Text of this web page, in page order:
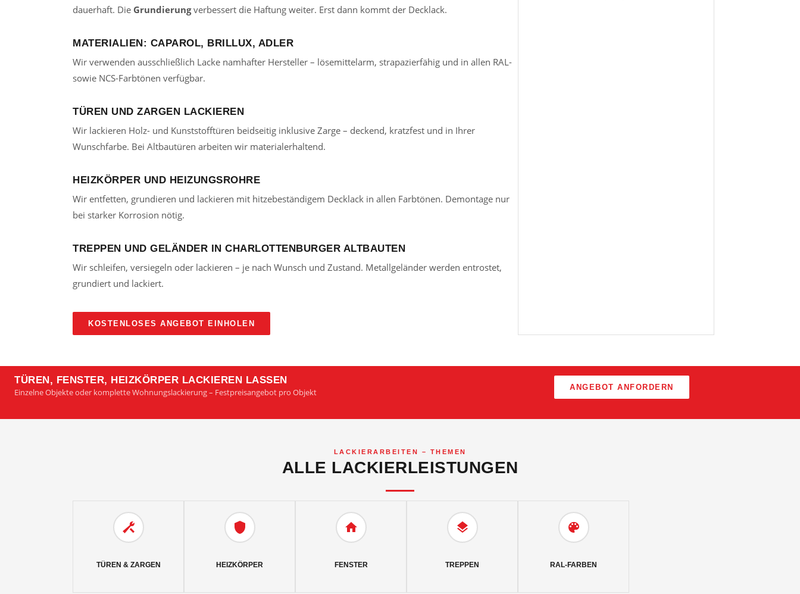
dauerhaft. Die Grundierungverbessert die Haftung weiter. Erst dann kommt der Decklack.
MATERIALIEN: CAPAROL, BRILLUX, ADLER
Wir verwenden ausschließlich Lacke namhafter Hersteller – lösemittelarm, strapazierfähig und in allen RAL-
sowie NCS-Farbtönen verfügbar.
TÜREN UND ZARGEN LACKIEREN
Wir lackieren Holz- und Kunststofftüren beidseitig inklusive Zarge – deckend, kratzfest und in Ihrer
Wunschfarbe. Bei Altbautüren arbeiten wir materialerhaltend.
HEIZKÖRPER UND HEIZUNGSROHRE
Wir entfetten, grundieren und lackieren mit hitzebeständigem Decklack in allen Farbtönen. Demontage nur
bei starker Korrosion nötig.
TREPPEN UND GELÄNDER IN CHARLOTTENBURGER ALTBAUTEN
Wir schleifen, versiegeln oder lackieren – je nach Wunsch und Zustand. Metallgeländer werden entrostet,
grundiert und lackiert.
KOSTENLOSES ANGEBOT EINHOLEN
TÜREN, FENSTER, HEIZKÖRPER LACKIEREN LASSEN
Einzelne Objekte oder komplette Wohnungslackierung – Festpreisangebot pro Objekt ANGEBOT ANFORDERN
LACKIERARBEITEN – THEMEN
ALLE LACKIERLEISTUNGEN
TÜREN & ZARGEN HEIZKÖRPER FENSTER TREPPEN RAL-FARBEN